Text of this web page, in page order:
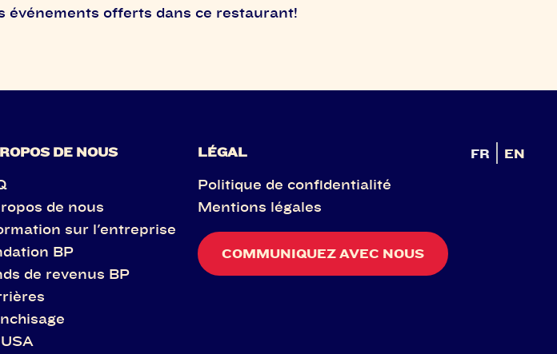
événements offerts dans ce restaurant!
DE NOUS
de nous
sur l'entreprise
BP
de revenus BP
LÉGAL
Politique de confidentialité
Mentions légales
COMMUNIQUEZ AVEC NOUS
FR EN